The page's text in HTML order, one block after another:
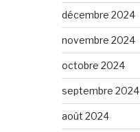
décembre 2024
novembre 2024
octobre 2024
septembre 2024
août 2024